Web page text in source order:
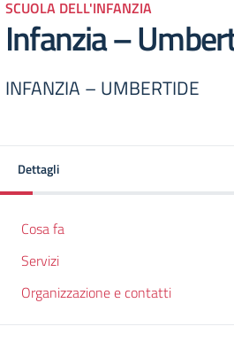
SCUOLA DELL'INFANZIA
Infanzia –
INFANZIA – UMBERTIDE
Dettagli
Cosa fa
Servizi
Organizzazione e contatti